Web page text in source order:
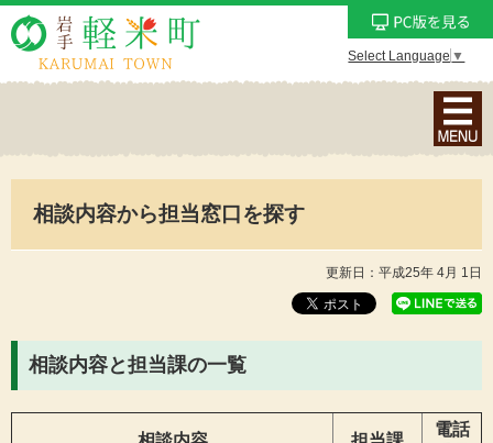
Select Language ▼
ナ
ビ
ン
メ
表
相談内容から担当窓口を探す
更新日：平成25年 4月 1日
相談内容と担当課の一覧
電話